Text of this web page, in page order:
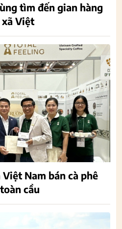
tìm đến gian hàng
xã Việt
Nam bán cà phê
cầu